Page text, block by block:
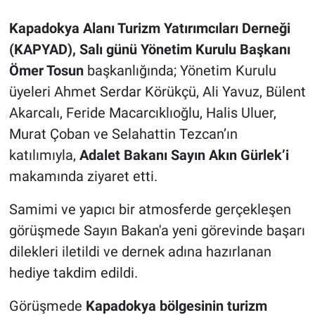
Kapadokya Alanı Turizm Yatırımcıları Derneği
(KAPYAD), Salı günü Yönetim Kurulu Başkanı
Ömer Tosun başkanlığında; Yönetim Kurulu
üyeleri Ahmet Serdar Körükçü, Ali Yavuz, Bülent
Akarcalı, Feride Macarcıklıoğlu, Halis Uluer,
Murat Çoban ve Selahattin Tezcan’ın
katılımıyla, Adalet Bakanı Sayın Akın Gürlek’i
makamında ziyaret etti.
Samimi ve yapıcı bir atmosferde gerçekleşen
görüşmede Sayın Bakan'a yeni görevinde başarı
dilekleri iletildi ve dernek adına hazırlanan
hediye takdim edildi.
Görüşmede Kapadokya bölgesinin turizm
Kayseri
Niğde
Aksaray
Kırşehir
Genel
Kültür - Sanat